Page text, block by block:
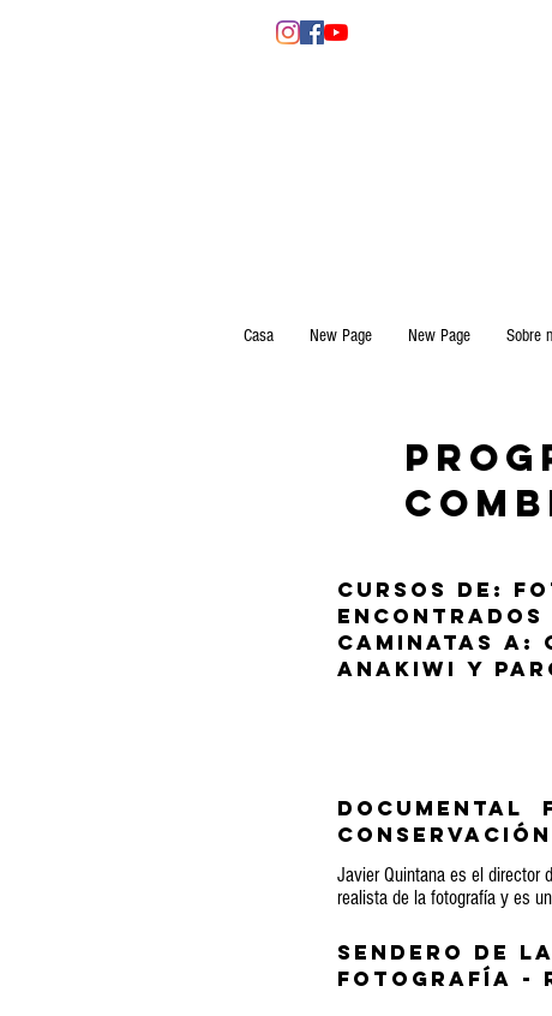
Casa New Page New Page Sobre
Cursos de:
encontrados
Caminatas
Anakiwi y
documental
conservación
Javier Quintana es el director
realista de la fotografía y es
Sendero de
fotografía -